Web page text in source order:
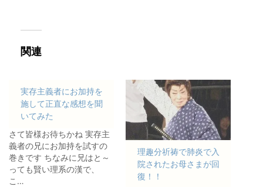
関連
実存主義者にお加持を
施して正直な感想を聞
いてみた
さて皆様お待ちかね 実存主
義者の兄にお加持を試すの
巻きです ちなみに兄はと～
っても賢い理系の漢で、
こ…
理趣分祈祷で肺炎で入
院されたお母さまが回
復！！